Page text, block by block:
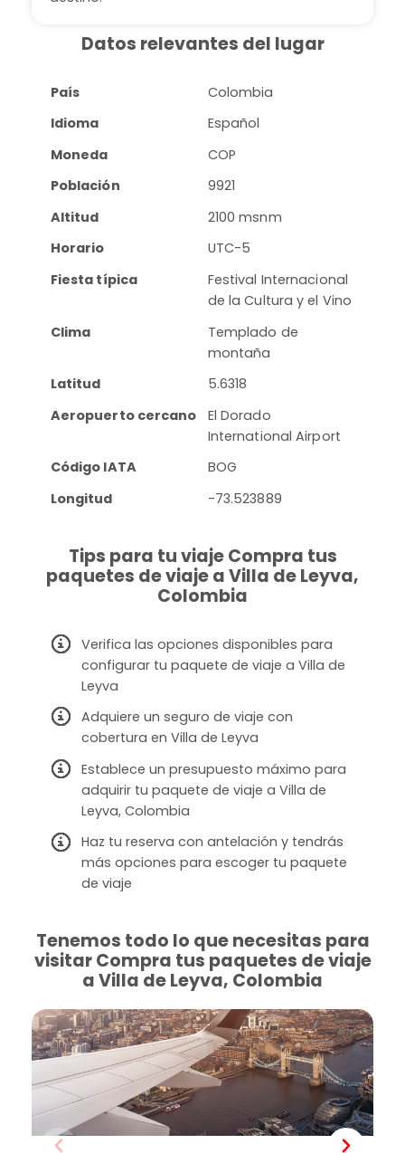
Datos relevantes del lugar
País
Colombia
Idioma
Español
Moneda
COP
Población
9921
Altitud
2100 msnm
Horario
UTC-5
Fiesta típica
Festival Internacional
de la Cultura y el Vino
Clima
Templado de
montaña
Latitud
5.6318
Aeropuerto cercano
El Dorado
International Airport
Código IATA
BOG
Longitud
-73.523889
Tips para tu viaje Compra tus
paquetes de viaje a Villa de Leyva,
Colombia
Verifica las opciones disponibles para
configurar tu paquete de viaje a Villa de
Leyva
Adquiere un seguro de viaje con
cobertura en Villa de Leyva
Establece un presupuesto máximo para
adquirir tu paquete de viaje a Villa de
Leyva, Colombia
Haz tu reserva con antelación y tendrás
más opciones para escoger tu paquete
de viaje
Tenemos todo lo que necesitas para
visitar Compra tus paquetes de viaje
a Villa de Leyva, Colombia